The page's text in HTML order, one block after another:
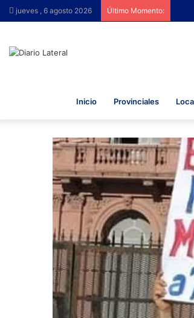
jueves , 6 agosto 2026 Último Momento:
Inicio Provinciales